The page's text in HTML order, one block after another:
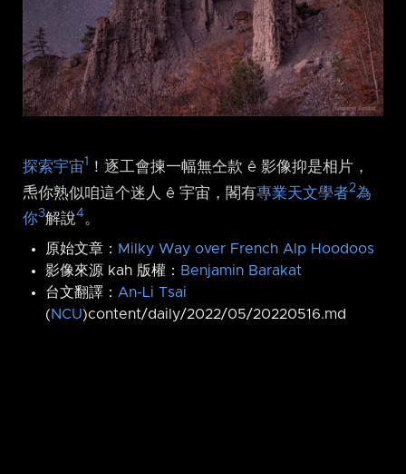
探索宇宙1
！逐工會揀一幅無仝款 ê 影像抑是相片，
𤆬你熟似咱這个迷人 ê 宇宙，閣有專業天文學者2為
你3解說4 。
原始文章： Milky Way over French Alp Hoodoos
影像來源 kah 版權： Benjamin Barakat
台文翻譯： An-Li Tsai
(NCU)content/daily/2022/05/20220516.md